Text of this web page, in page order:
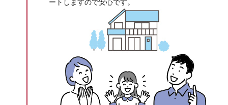
ートしますので安心です。